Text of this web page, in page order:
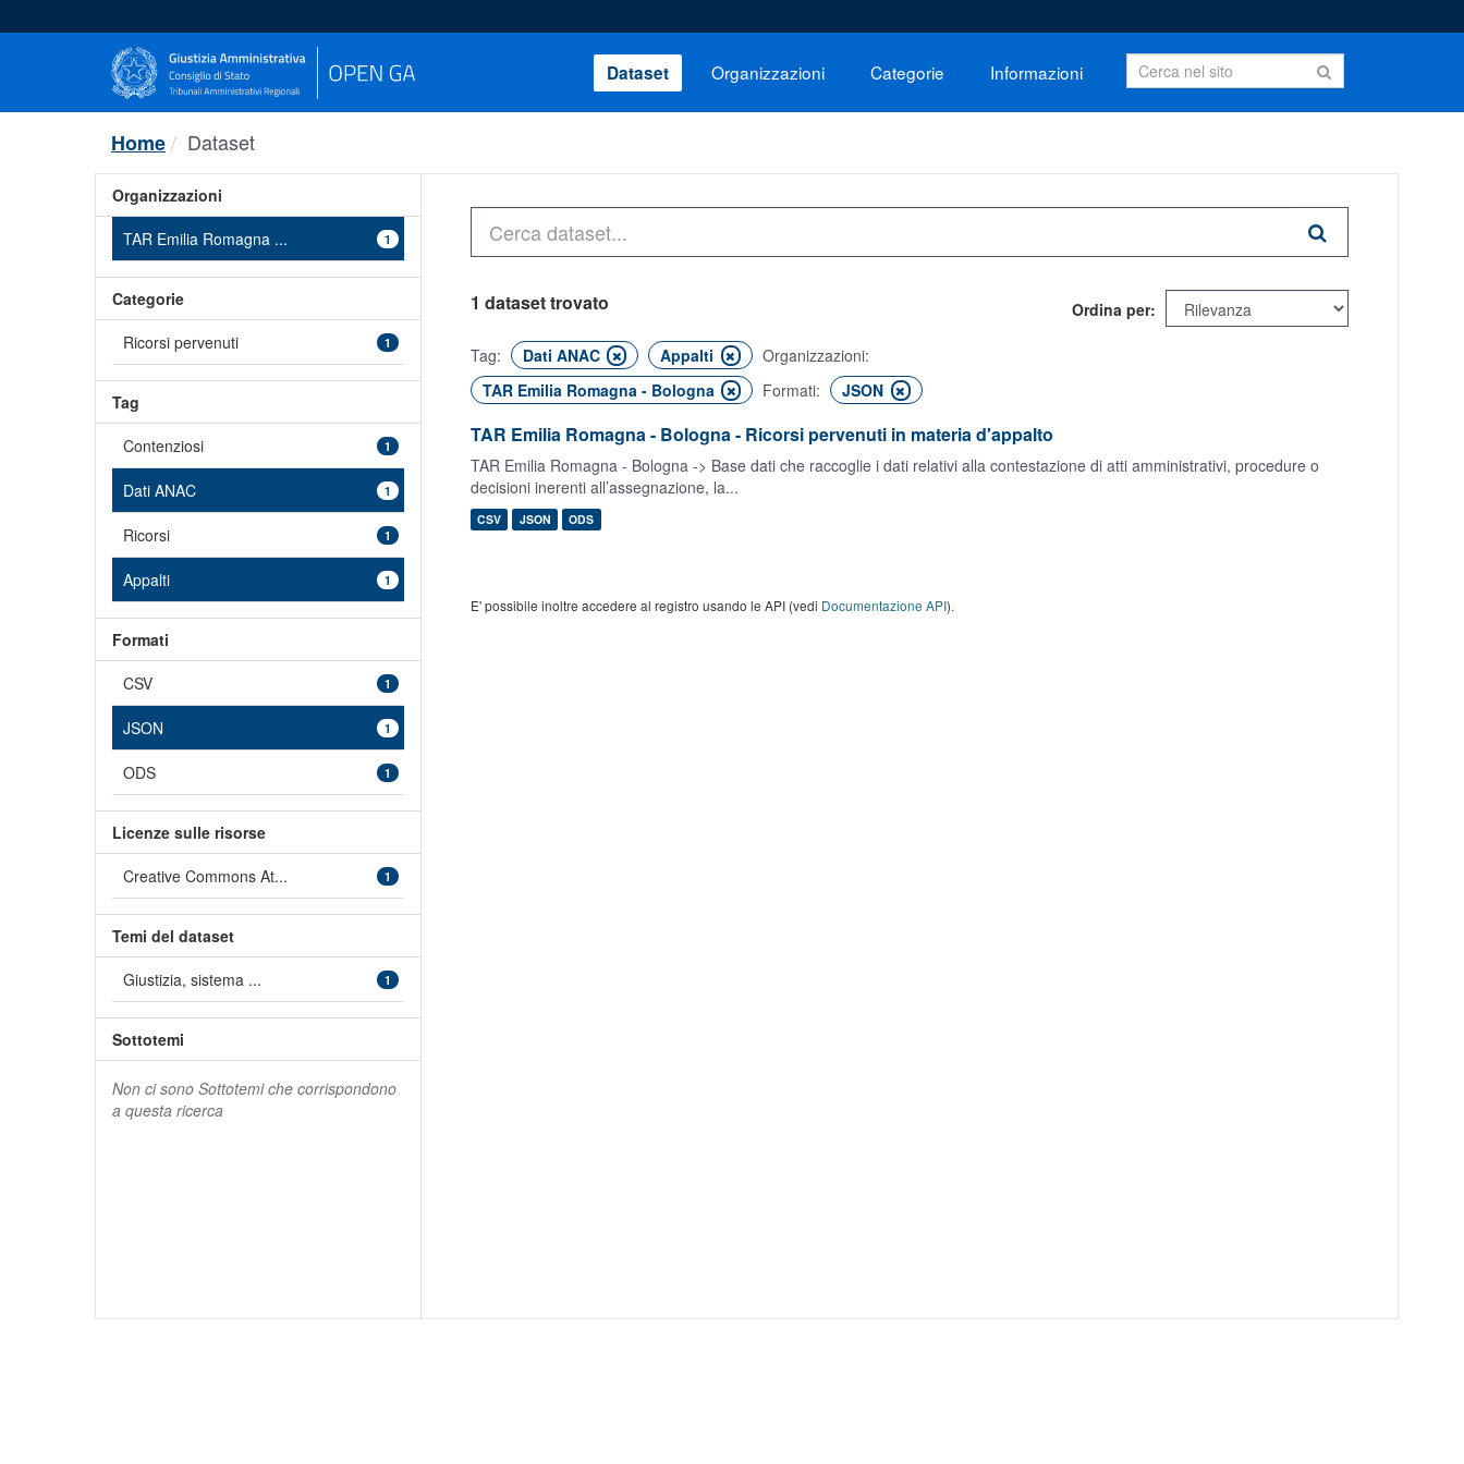
al
Dataset Organizzazioni Categorie Informazioni
Home Dataset
Organizzazioni
TAR Emilia Romagna ...
1
Categorie
Ricorsi pervenuti
1
Tag
Contenziosi
1
Dati ANAC 1
Ricorsi 1
Appalti 1
Formati
CSV
1
JSON 1
ODS 1
Licenze sulle risorse
Creative Commons At...
1
Temi del dataset
Giustizia, sistema ...
1
Sottotemi
Non ci sono Sottotemi che corrispondono
a questa ricerca
Ordina per
1 dataset trovato
Tag: Dati ANAC Appalti
Organizzazioni:
TAR Emilia Romagna - Bologna
Formati: JSON
TAR Emilia Romagna - Bologna - Ricorsi pervenuti in materia d'appalto
TAR Emilia Romagna - Bologna -> Base dati che raccoglie i dati relativi alla contestazione di atti amministrativi, procedure o
decisioni inerenti all’assegnazione, la...
CSV JSON ODS
E' possibile inoltre accedere al registro usando le API (vedi Documentazione API).